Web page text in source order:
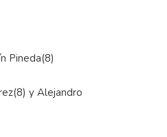
Pineda(8)
y Alejandro